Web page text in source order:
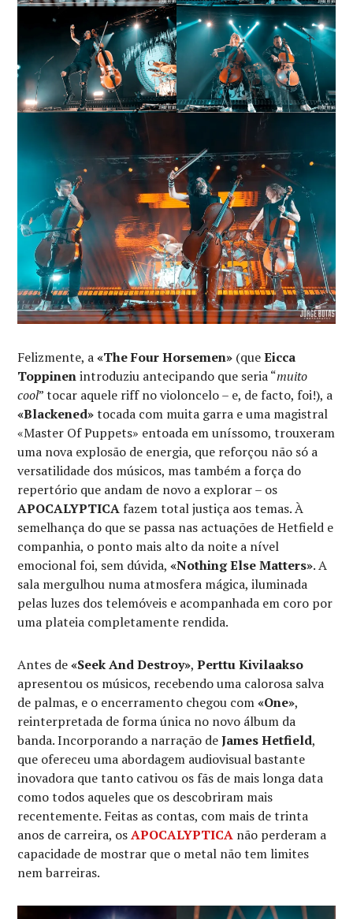
Felizmente, a«The Four Horsemen» (queEicca
Toppinenintroduziu antecipando que seria “muito
cool” tocar aquele riff no violoncelo – e, de facto, foi!), a
«Blackened»tocada com muita garra e uma magistral
«Master Of Puppets» entoada em uníssomo, trouxeram
uma nova explosão de energia, que reforçou não só a
versatilidade dos músicos, mas também a força do
repertório que andam de novo a explorar – os
APOCALYPTICA fazem total justiça aos temas. À
semelhança do que se passa nas actuações de Hetfield e
companhia, o ponto mais alto da noite a nível
emocional foi, sem dúvida,«Nothing Else Matters». A
sala mergulhou numa atmosfera mágica, iluminada
pelas luzes dos telemóveis e acompanhada em coro por
uma plateia completamente rendida.
Antes de«Seek And Destroy»,Perttu Kivilaakso
apresentou os músicos, recebendo uma calorosa salva
de palmas, e o encerramento chegou com«One»,
reinterpretada de forma única no novo álbum da
banda. Incorporando a narração deJames Hetfield,
que ofereceu uma abordagem audiovisual bastante
inovadora que tanto cativou os fãs de mais longa data
como todos aqueles que os descobriram mais
recentemente. Feitas as contas, com mais de trinta
anos de carreira, osAPOCALYPTICA não perderam a
capacidade de mostrar que o metal não tem limites
nem barreiras.